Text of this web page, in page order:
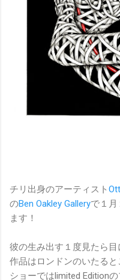
チリ出身のアーティスト
のBen Oakley Galleryで１
ます！
彼の生み出す１度見たら
作品はロンドンのいたる
ショーではlimited Edition